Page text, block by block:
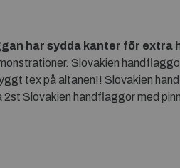
har sydda kanter för extra
Slovakien
tex på altanen!! Slovakien
Slovakien handflaggor med